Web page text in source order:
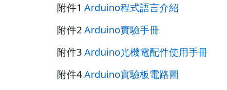
附件1 Arduino程式語言介紹
附件2Arduino實驗手冊
附件3Arduino光機電配件使用手冊
附件4Arduino實驗板電路圖